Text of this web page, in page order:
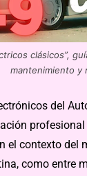
clásicos”,
mantenimiento y
del
el contexto del
como entre